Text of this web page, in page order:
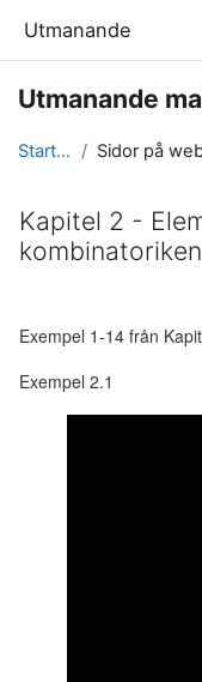
Utmanande
Utmanande
Startsida
Kapitel 2 -
kombinatoriken
Exempel 1-14 från
Exempel 2.1